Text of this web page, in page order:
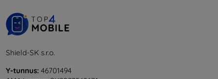
Shield-SK s.r.o.
Y-tunnus: 46701494